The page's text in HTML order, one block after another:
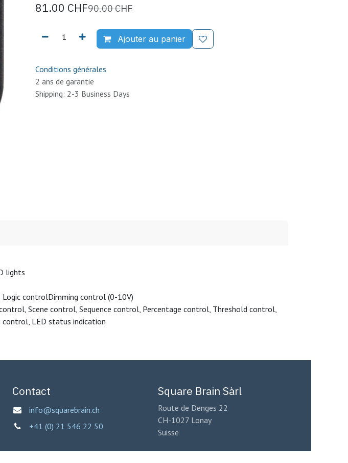
81.00 CHF90.00CHF
Ajouter au panier
Conditions générales
2 ans de garantie
Shipping: 2-3 Business Days
lights
Logic controlDimming control (0-10V)
Scene control, Sequence control, Percentage control, Threshold control,
LED status indication
Contact
info@squarebrain.ch
+41 (0) 21 546 22 50
Square Brain Sàrl
Route de Denges 22
CH-1027 Lonay
Suisse